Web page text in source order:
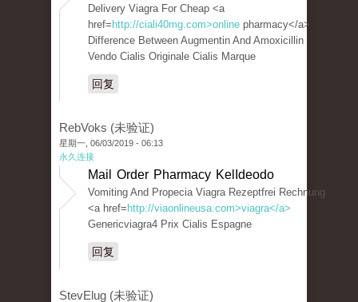
Delivery Viagra For Cheap <a
href= http://ciali40mg.com>online pharmacy</a>
Difference Between Augmentin And Amoxicillin
Vendo Cialis Originale Cialis Marque
回复
RebVoks (未验证)
星期一, 06/03/2019 - 06:13
永久连接
Mail Order Pharmacy KelIdeodo
Vomiting And Propecia Viagra Rezeptfrei Rechnung
<a href= http://viaonlineusa.com>viagra</a>
Genericviagra4 Prix Cialis Espagne
回复
StevElug (未验证)